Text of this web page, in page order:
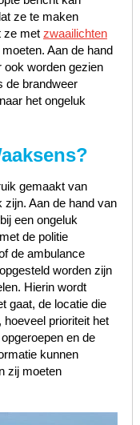
ze te maken
ze met zwaailichten
Aan de hand
ook worden gezien
de brandweer
het ongeluk
gemaakt van
zijn. Aan de hand van
een ongeluk
de politie
de ambulance
worden zijn
Hierin wordt
gaat, de locatie die
prioriteit het
en de
kunnen
zij moeten